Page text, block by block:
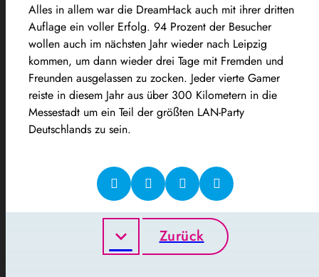
Alles in allem war die DreamHack auch mit ihrer dritten
Auflage ein voller Erfolg. 94 Prozent der Besucher
wollen auch im nächsten Jahr wieder nach Leipzig
kommen, um dann wieder drei Tage mit Fremden und
Freunden ausgelassen zu zocken. Jeder vierte Gamer
reiste in diesem Jahr aus über 300 Kilometern in die
Messestadt um ein Teil der größten LAN-Party
Deutschlands zu sein.
Zurück